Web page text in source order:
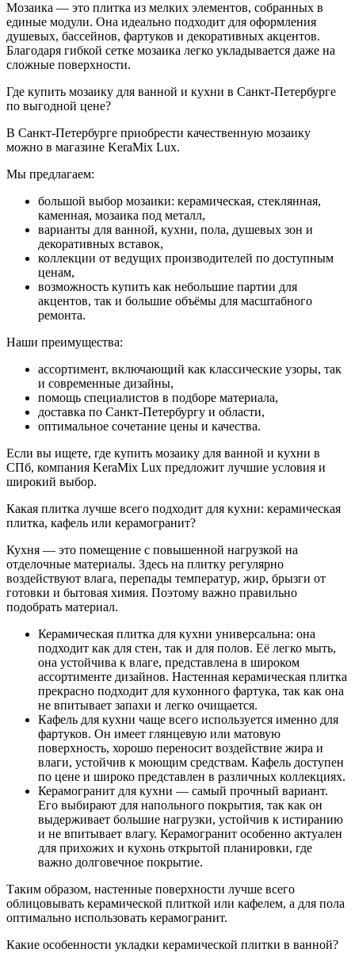
Мозаика — это плитка из мелких элементов, собранных в
единые модули. Она идеально подходит для оформления
душевых, бассейнов, фартуков и декоративных акцентов.
Благодаря гибкой сетке мозаика легко укладывается даже на
сложные поверхности.
Где купить мозаику для ванной и кухни в Санкт-Петербурге
по выгодной цене?
В Санкт-Петербурге приобрести качественную мозаику
можно в магазине KeraMix Lux.
Мы предлагаем:
большой выбор мозаики: керамическая, стеклянная,
каменная, мозаика под металл,
варианты для ванной, кухни, пола, душевых зон и
декоративных вставок,
коллекции от ведущих производителей по доступным
ценам,
возможность купить как небольшие партии для
акцентов, так и большие объёмы для масштабного
ремонта.
Наши преимущества:
ассортимент, включающий как классические узоры, так
и современные дизайны,
помощь специалистов в подборе материала,
доставка по Санкт-Петербургу и области,
оптимальное сочетание цены и качества.
Если вы ищете, где купить мозаику для ванной и кухни в
СПб, компания KeraMix Lux предложит лучшие условия и
широкий выбор.
Какая плитка лучше всего подходит для кухни: керамическая
плитка, кафель или керамогранит?
Кухня — это помещение с повышенной нагрузкой на
отделочные материалы. Здесь на плитку регулярно
воздействуют влага, перепады температур, жир, брызги от
готовки и бытовая химия. Поэтому важно правильно
подобрать материал.
Керамическая плитка для кухни универсальна: она
подходит как для стен, так и для полов. Её легко мыть,
она устойчива к влаге, представлена в широком
ассортименте дизайнов. Настенная керамическая плитка
прекрасно подходит для кухонного фартука, так как она
не впитывает запахи и легко очищается.
Кафель для кухни чаще всего используется именно для
фартуков. Он имеет глянцевую или матовую
поверхность, хорошо переносит воздействие жира и
влаги, устойчив к моющим средствам. Кафель доступен
по цене и широко представлен в различных коллекциях.
Керамогранит для кухни — самый прочный вариант.
Его выбирают для напольного покрытия, так как он
выдерживает большие нагрузки, устойчив к истиранию
и не впитывает влагу. Керамогранит особенно актуален
для прихожих и кухонь открытой планировки, где
важно долговечное покрытие.
Таким образом, настенные поверхности лучше всего
облицовывать керамической плиткой или кафелем, а для пола
оптимально использовать керамогранит.
Какие особенности укладки керамической плитки в ванной?